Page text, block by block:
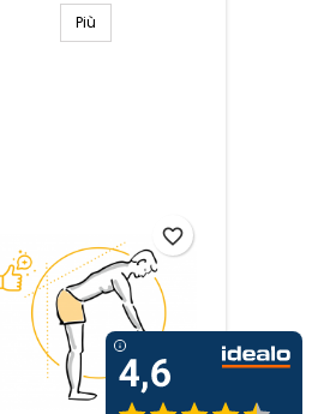
Più
favorite_border